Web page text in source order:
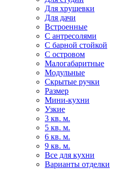
Для хрущевки
Для дачи
Встроенные
С антресолями
С барной стойкой
С островом
Малогабаритные
Модульные
Скрытые ручки
Размер
Мини-кухни
Узкие
3 кв. м.
5 кв. м.
6 кв. м.
9 кв. м.
Все для кухни
Варианты отделки